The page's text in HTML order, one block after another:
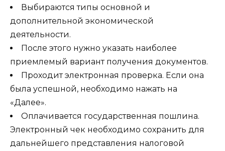
Выбираются типы основной и
дополнительной экономической
деятельности.
После этого нужно указать наиболее
приемлемый вариант получения документов.
Проходит электронная проверка. Если она
была успешной, необходимо нажать на
«Далее».
Оплачивается государственная пошлина.
Электронный чек необходимо сохранить для
дальнейшего представления налоговой